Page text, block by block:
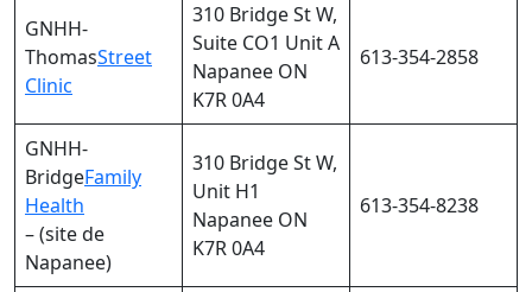
GNHH-
ThomasStreet
Clinic
310 Bridge St W,
Suite CO1 Unit A
Napanee ON
K7R 0A4
613-354-2858
GNHH-
BridgeFamily
Health
– (site de
Napanee)
310 Bridge St W,
Unit H1
Napanee ON
K7R 0A4
613-354-8238